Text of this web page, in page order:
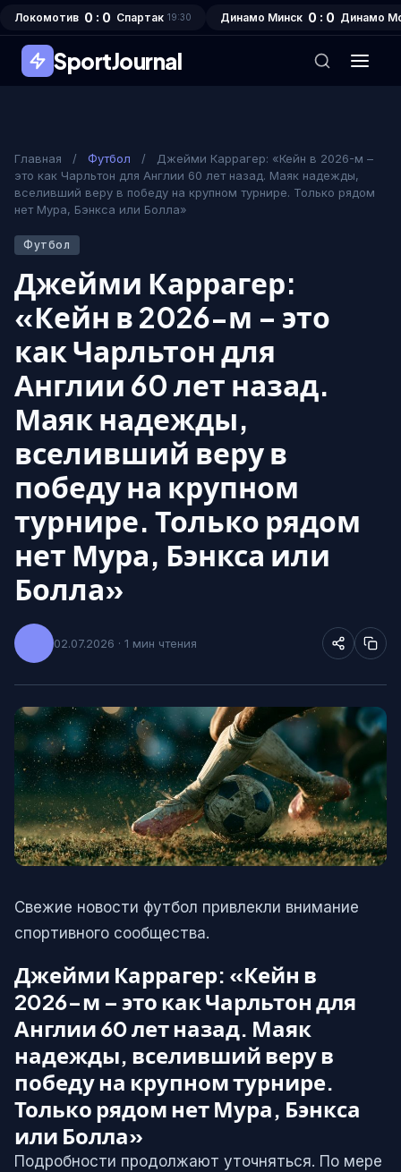
Локомотив 0 : 0 Спартак 19:30 Динамо Минск 0 : 0 Динамо
SportJournal
Главная / Футбол /
Джейми Каррагер: «Кейн в 2026-м –
это как Чарльтон для Англии 60 лет назад. Маяк надежды,
вселивший веру в победу на крупном турнире. Только рядом
нет Мура, Бэнкса или Болла»
Футбол
Джейми Каррагер:
«Кейн в 2026-м – это
как Чарльтон для
Англии 60 лет назад.
Маяк надежды,
вселивший веру в
победу на крупном
турнире. Только рядом
нет Мура, Бэнкса или
Болла»
02.07.2026 · 1 мин чтения
Свежие новости футбол привлекли внимание
спортивного сообщества.
Джейми Каррагер: «Кейн в
2026-м – это как Чарльтон для
Англии 60 лет назад. Маяк
надежды, вселивший веру в
победу на крупном турнире.
Только рядом нет Мура, Бэнкса
или Болла»
Подробности продолжают уточняться. По мере